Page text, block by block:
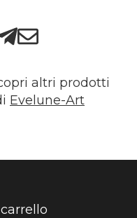
altri prodotti
Evelune-Art